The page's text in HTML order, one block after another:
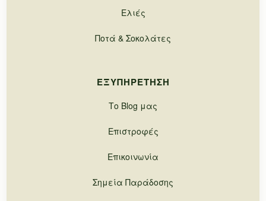
Ελιές
Ποτά & Σοκολάτες
ΕΞΥΠΗΡΈΤΗΣΗ
Το Blog μας
Επιστροφές
Επικοινωνία
Σημεία Παράδοσης